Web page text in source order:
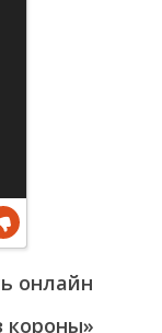
онлайн
короны»